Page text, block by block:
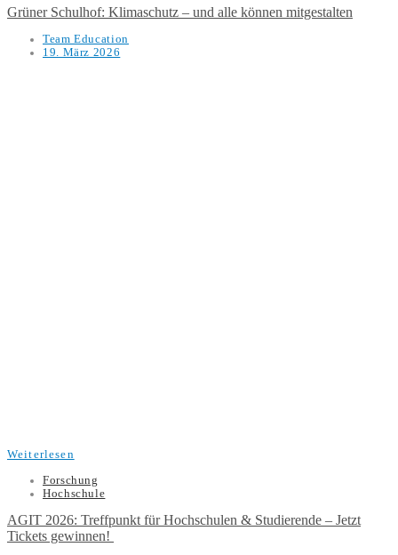
Grüner Schulhof: Klimaschutz – und alle können mitgestalten
Team Education
19. März 2026
Weiterlesen
Forschung
Hochschule
AGIT 2026: Treffpunkt für Hochschulen & Studierende – Jetzt
Tickets gewinnen!